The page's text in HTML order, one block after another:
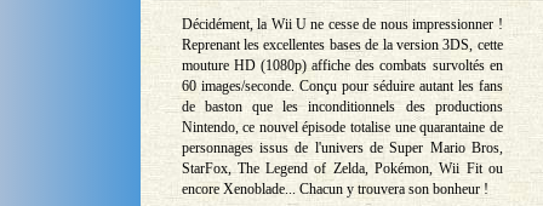
Décidément, la Wii U ne cesse de nous impressionner !
Reprenant les excellentes bases de la version 3DS, cette
mouture HD (1080p) affiche des combats survoltés en
60 images/seconde. Conçu pour séduire autant les fans
de baston que les inconditionnels des productions
Nintendo, ce nouvel épisode totalise une quarantaine de
personnages issus de l'univers de Super Mario Bros,
StarFox, The Legend of Zelda, Pokémon, Wii Fit ou
encore Xenoblade... Chacun y trouvera son bonheur !